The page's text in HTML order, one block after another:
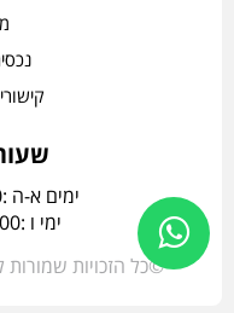
ימים א-ה :9:00 עד 19:00
ימי ו :9:00 עד 13:00
©כל הזכויות שמורות